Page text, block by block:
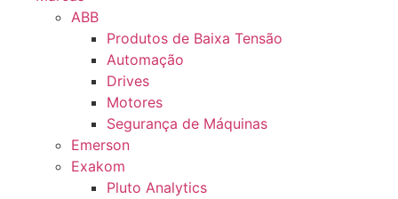
ABB
Produtos de Baixa Tensão
Automação
Drives
Motores
Segurança de Máquinas
Emerson
Exakom
Pluto Analytics